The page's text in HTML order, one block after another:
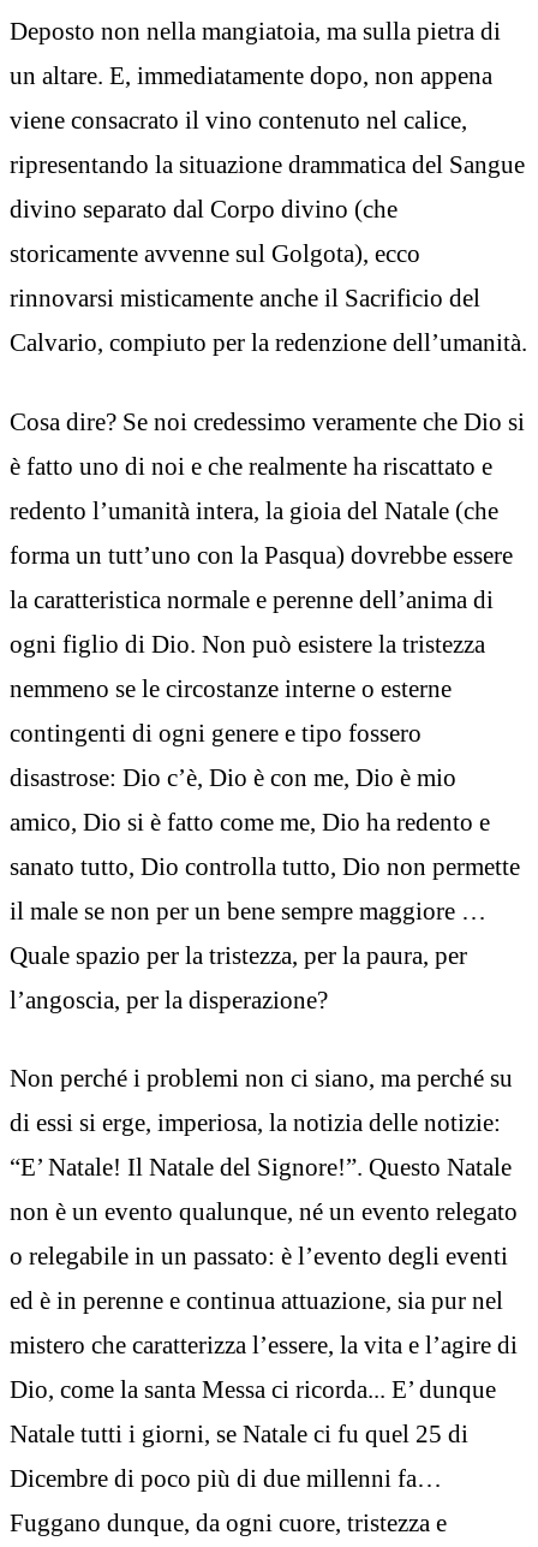
Deposto non nella mangiatoia, ma sulla pietra di
un altare. E, immediatamente dopo, non appena
viene consacrato il vino contenuto nel calice,
ripresentando la situazione drammatica del Sangue
divino separato dal Corpo divino (che
storicamente avvenne sul Golgota), ecco
rinnovarsi misticamente anche il Sacrificio del
Calvario, compiuto per la redenzione dell’umanità.
Cosa dire? Se noi credessimo veramente che Dio si
è fatto uno di noi e che realmente ha riscattato e
redento l’umanità intera, la gioia del Natale (che
forma un tutt’uno con la Pasqua) dovrebbe essere
la caratteristica normale e perenne dell’anima di
ogni figlio di Dio. Non può esistere la tristezza
nemmeno se le circostanze interne o esterne
contingenti di ogni genere e tipo fossero
disastrose: Dio c’è, Dio è con me, Dio è mio
amico, Dio si è fatto come me, Dio ha redento e
sanato tutto, Dio controlla tutto, Dio non permette
il male se non per un bene sempre maggiore …
Quale spazio per la tristezza, per la paura, per
l’angoscia, per la disperazione?
Non perché i problemi non ci siano, ma perché su
di essi si erge, imperiosa, la notizia delle notizie:
“E’ Natale! Il Natale del Signore!”. Questo Natale
non è un evento qualunque, né un evento relegato
o relegabile in un passato: è l’evento degli eventi
ed è in perenne e continua attuazione, sia pur nel
mistero che caratterizza l’essere, la vita e l’agire di
Dio, come la santa Messa ci ricorda... E’ dunque
Natale tutti i giorni, se Natale ci fu quel 25 di
Dicembre di poco più di due millenni fa…
Fuggano dunque, da ogni cuore, tristezza e